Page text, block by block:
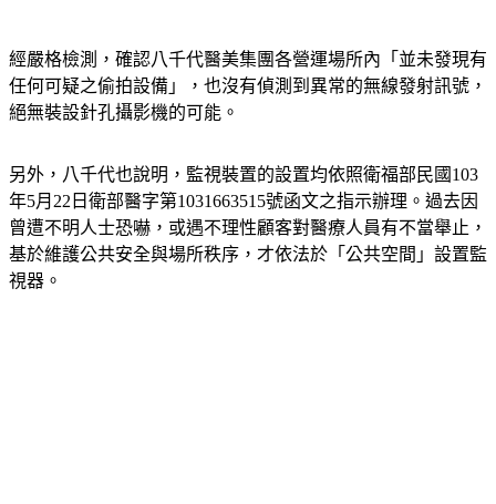
任何可疑之偷拍設備」，也沒有偵測到異常的無線發射訊號，
絕無裝設針孔攝影機的可能。
年5月22日衛部醫字第1031663515號函文之指示辦理。過去因
曾遭不明人士恐嚇，或遇不理性顧客對醫療人員有不當舉止，
基於維護公共安全與場所秩序，才依法於「公共空間」設置監
視器。